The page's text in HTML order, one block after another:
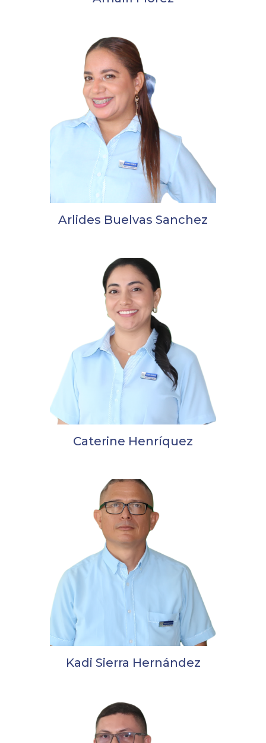
Arlides Buelvas Sanchez
Caterine Henríquez
Kadi Sierra Hernández